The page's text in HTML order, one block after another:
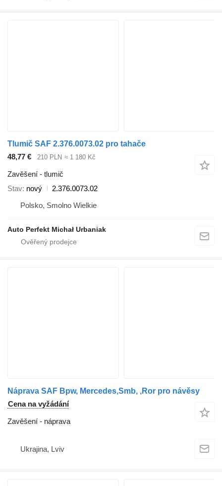
Tlumič SAF 2.376.0073.02 pro tahače
48,77 €
210 PLN ≈ 1 180 Kč
Zavěšení - tlumič
Stav nový
2.376.0073.02
Polsko, Smolno Wielkie
Auto Perfekt Michał Urbaniak
Náprava SAF Bpw, Mercedes,Smb, ,Ror pro návěsy
Cena na vyžádání
Zavěšení - náprava
Ukrajina, Lviv